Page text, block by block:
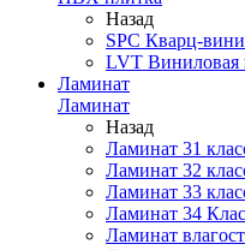
Назад
SPC Кварц-
LVT Виниловая
Ламинат
Ламинат
Назад
Ламинат 31
Ламинат 32
Ламинат 33
Ламинат 34
Ламинат